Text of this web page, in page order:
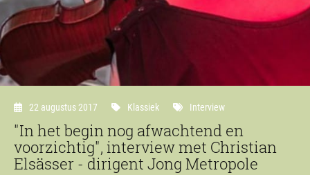
22 augustus 2017 Klassiek Interview
"In het begin nog afwachtend en
voorzichtig", interview met Christian
Elsässer - dirigent Jong Metropole